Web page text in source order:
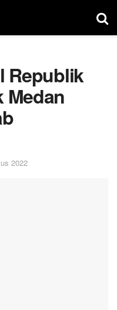
Republik
Medan
2022